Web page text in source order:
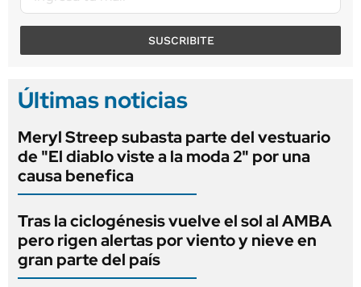
SUSCRIBITE
Últimas noticias
Meryl Streep subasta parte del vestuario
de "El diablo viste a la moda 2" por una
causa benefica
Tras la ciclogénesis vuelve el sol al AMBA
pero rigen alertas por viento y nieve en
gran parte del país